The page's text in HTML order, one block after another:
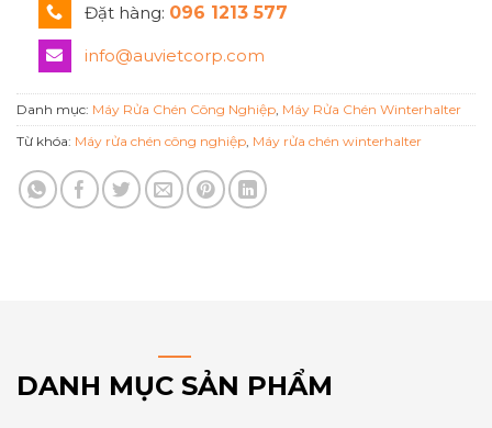
Đặt hàng: 096 1213 577
info@auvietcorp.com
Danh mục: Máy Rửa Chén Công Nghiệp, Máy Rửa Chén Winterhalter
Từ khóa: Máy rửa chén công nghiệp, Máy rửa chén winterhalter
DANH MỤC SẢN PHẨM